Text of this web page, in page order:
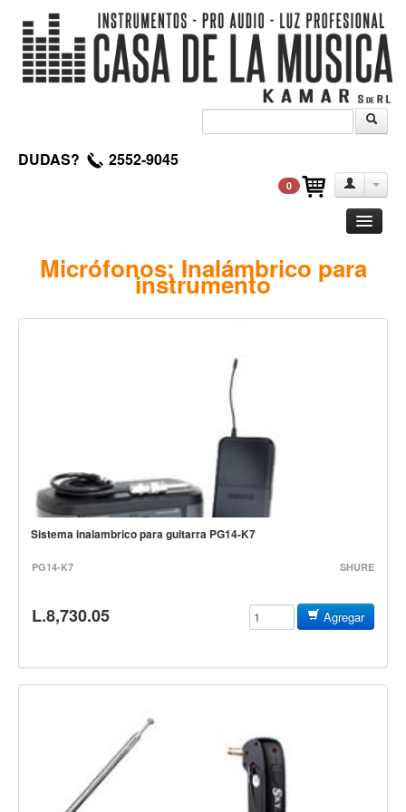
DUDAS? 2552-9045
0
Clasica
Accesorios
Cuerdas
Acustico
Pedales de efectos
Micrófonos: Inalámbrico para
instrumento
Sistema inalambrico para guitarra PG14-K7
PG14-K7 SHURE
L.8,730.05 Agregar